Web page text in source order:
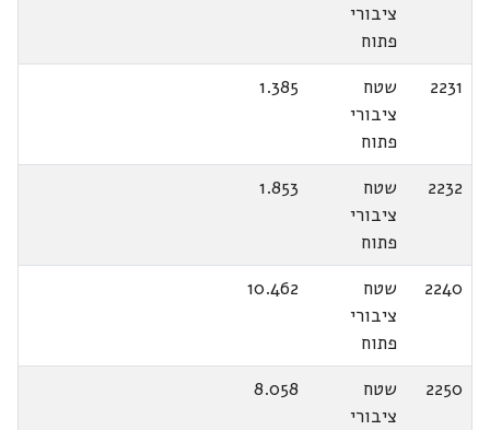
ציבורי
פתוח
2231
שטח
ציבורי
פתוח
1.385
2232
שטח
ציבורי
פתוח
1.853
2240
שטח
ציבורי
פתוח
10.462
2250
שטח
ציבורי
8.058